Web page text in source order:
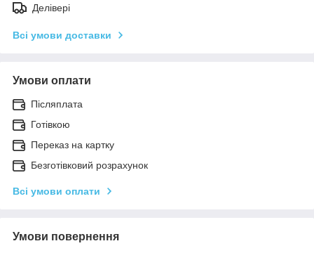
Делівері
Всі умови доставки
Умови оплати
Післяплата
Готівкою
Переказ на картку
Безготівковий розрахунок
Всі умови оплати
Умови повернення